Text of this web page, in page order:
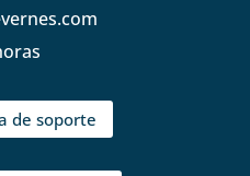
de soporte